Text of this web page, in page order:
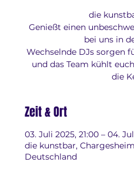
die
Genießt einen
bei uns in
Wechselnde DJs sorgen
und das Team kühlt
die
Zeit & Ort
03. Juli 2025, 21:00 – 04.
die kunstbar,
Deutschland